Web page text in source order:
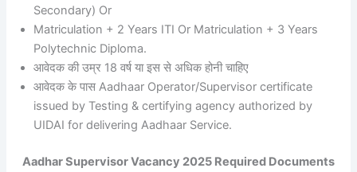
Secondary) Or
Matriculation + 2 Years ITI Or Matriculation + 3 Years
Polytechnic Diploma.
आवेदक की उम्र 18 वर्ष या इस से अधिक होनी चाहिए
आवेदक के पास Aadhaar Operator/Supervisor certificate
issued by Testing & certifying agency authorized by
UIDAI for delivering Aadhaar Service.
Aadhar Supervisor Vacancy 2025 Required Documents